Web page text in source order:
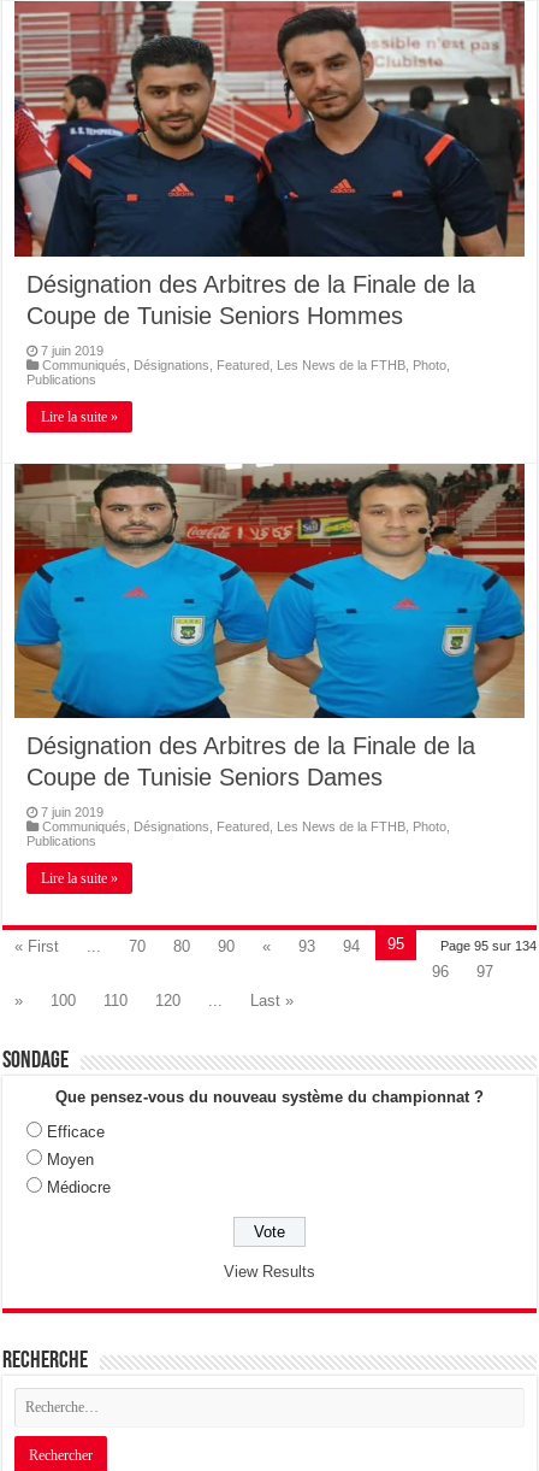
Désignation des Arbitres de la Finale de la
Coupe de Tunisie Seniors Hommes
7 juin 2019
Communiqués
Désignations Featured Les News de la FTHB Photo
Publications
Lire la suite »
Désignation des Arbitres de la Finale de la
Coupe de Tunisie Seniors Dames
7 juin 2019
Communiqués
Désignations Featured Les News de la FTHB Photo
Publications
Lire la suite »
Page 95 sur 134
« First ... 70 80 90 « 93 94
95
96
97
»
100 110 120 ... Last »
Sondage
Que pensez-vous du nouveau système du championnat ?
Efficace
Moyen
Médiocre
View Results
Recherche